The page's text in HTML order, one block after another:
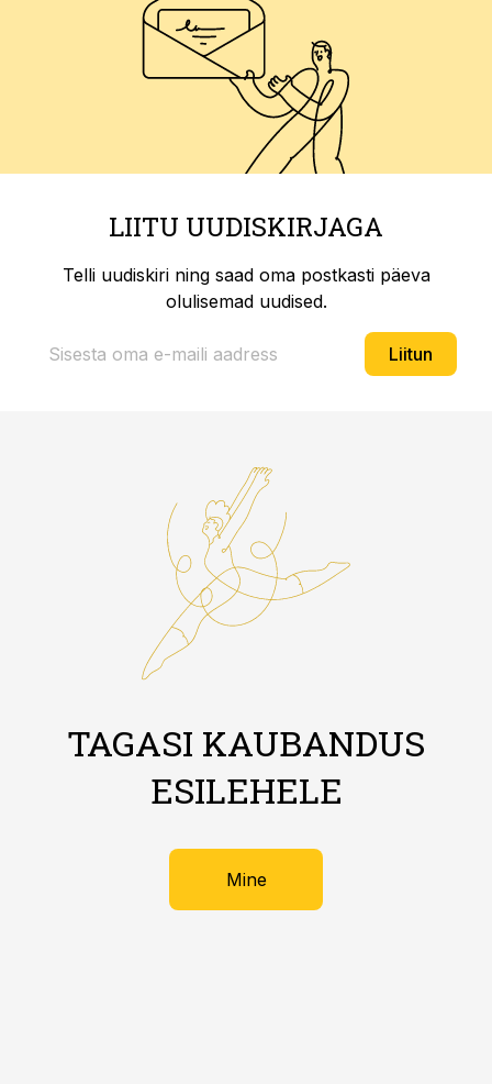
LIITU UUDISKIRJAGA
Telli uudiskiri ning saad oma postkasti päeva
olulisemad uudised.
Liitun
TAGASI KAUBANDUS
ESILEHELE
Mine